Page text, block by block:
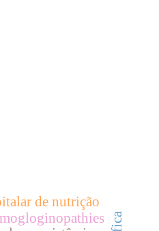
de nutrição